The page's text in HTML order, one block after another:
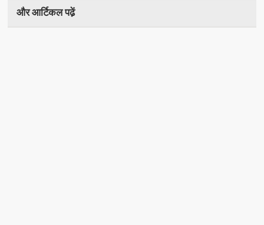
और आर्टिकल पढे़ं